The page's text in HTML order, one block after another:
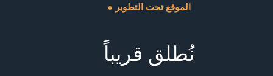
● الموقع تحت التطوير
نُطلق قريباً